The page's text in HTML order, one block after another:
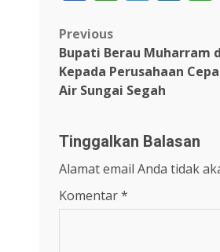
Post
navigation
Previous
Bupati Berau Muharram
Kepada Perusahaan
Air Sungai Segah
Tinggalkan Balasan
Alamat email Anda tidak
Komentar*